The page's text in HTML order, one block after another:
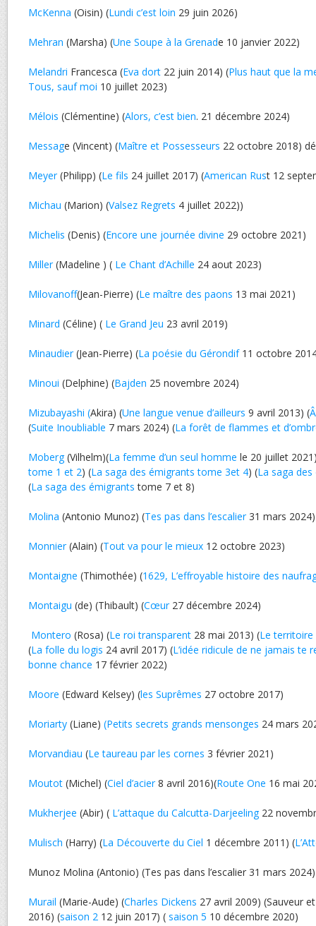
McKenna (Oisin) (Lundi c’est loin 29 juin 2026)
Mehran (Marsha) (Une Soupe à la Grenade 10 janvier 2022)
Melandri Francesca (Eva dort 22 juin 2014) (Plus haut que la
Tous, sauf moi 10 juillet 2023)
Mélois (Clémentine) (Alors, c’est bien. 21 décembre 2024)
Message (Vincent) (Maître et Possesseurs 22 octobre 2018)
Meyer(Philipp) (Le fils 24 juillet 2017) (American Rust 12
Michau (Marion) (Valsez Regrets 4 juillet 2022))
Michelis (Denis) (Encore une journée divine 29 octobre 2021)
Miller(Madeline ) ( Le Chant d’Achille 24 aout 2023)
Milovanoff(Jean-Pierre) (Le maître des paons 13 mai 2021)
Minard (Céline) ( Le Grand Jeu 23 avril 2019)
Minaudier(Jean-Pierre) (La poésie du Gérondif11 octobre
Minoui (Delphine) (Bajden 25 novembre 2024)
Mizubayashi (Akira) (Une langue venue d’ailleurs 9 avril 2013) (
(Suite Inoubliable 7 mars 2024) (La forêt de flammes et
Moberg(Vilhelm)(La femme d’un seul homme le 20 juillet
tome 1 et 2) (La saga des émigrants tome 3et 4) (La saga
(La saga des émigrants tome 7 et 8)
Molina (Antonio Munoz) (Tes pas dans l’escalier31 mars 2024)
Monnier(Alain) (Tout va pour le mieux 12 octobre 2023)
Montaigne (Thimothée) (1629, L’effroyable histoire des
Montaigu (de) (Thibault) (Cœur27 décembre 2024)
Montero (Rosa) (Le roi transparent 28 mai 2013) (Le territoire
(La folle du logis 24 avril 2017) (L’idée ridicule de ne jamais te
bonne chance 17 février 2022)
Moore (Edward Kelsey) (les Suprêmes 27 octobre 2017)
Moriarty (Liane) (Petits secrets grands mensonges 24 mars
Morvandiau (Le taureau par les cornes 3 février 2021)
Moutot (Michel) (Ciel d’acier8 avril 2016)(Route One 16 mai
Mukherjee (Abir) ( L’attaque du Calcutta-Darjeeling22
Mulisch (Harry) (La Découverte du Ciel 1 décembre 2011) (
Munoz Molina (Antonio) (Tes pas dans l’escalier 31 mars 2024)
Murail (Marie-Aude) (Charles Dickens 27 avril 2009) (Sauveur
2016) (saison 2 12 juin 2017) ( saison 5 10 décembre 2020)